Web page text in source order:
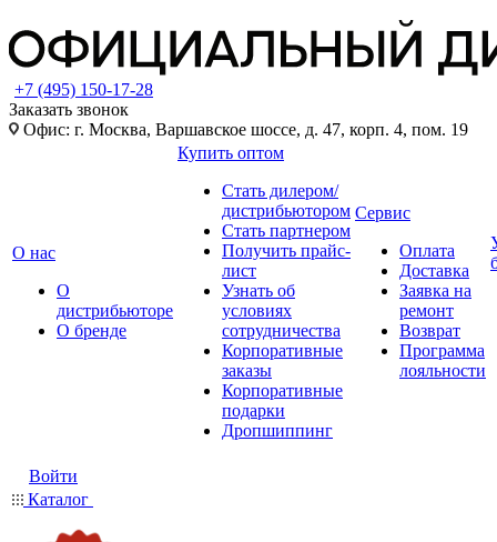
+7 (495) 150-17-28
Заказать звонок
Офис: г. Москва, Варшавское шоссе, д. 47, корп. 4, пом. 19
О нас
О
дистрибьюторе
О бренде
Купить оптом
Стать дилером/
дистрибьютором
Стать партнером
Получить прайс-
лист
Узнать об
условиях
сотрудничества
Корпоративные
заказы
Корпоративные
подарки
Дропшиппинг
Сервис
Оплата
Доставка
Заявка на
ремонт
Возврат
Программа
лояльности
Войти
Каталог